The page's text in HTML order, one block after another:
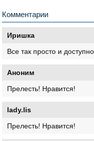
Комментарии
Иришка
Все так просто и
Аноним
Прелесть! Нравится!
lady.lis
Прелесть! Нравится!